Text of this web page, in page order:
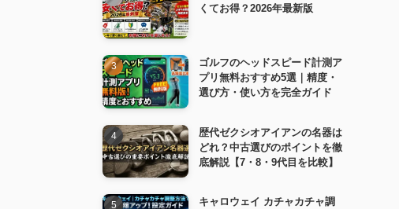
くてお得？2026年最新版
ゴルフのヘッドスピード計測ア
プリ無料おすすめ5選｜精度・
選び方・使い方を完全ガイド
歴代ゼクシオアイアンの名器は
どれ？中古選びのポイントを徹
底解説【7・8・9代目を比較】
キャロウェイ カチャカチャ調